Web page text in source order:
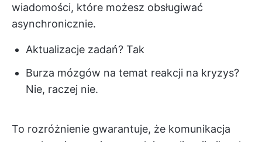
wiadomości, które możesz obsługiwać
asynchronicznie.
Aktualizacje zadań? Tak
Burza mózgów na temat reakcji na kryzys?
Nie, raczej nie.
To rozróżnienie gwarantuje, że komunikacja